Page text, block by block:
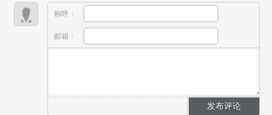
称呼：
邮箱：